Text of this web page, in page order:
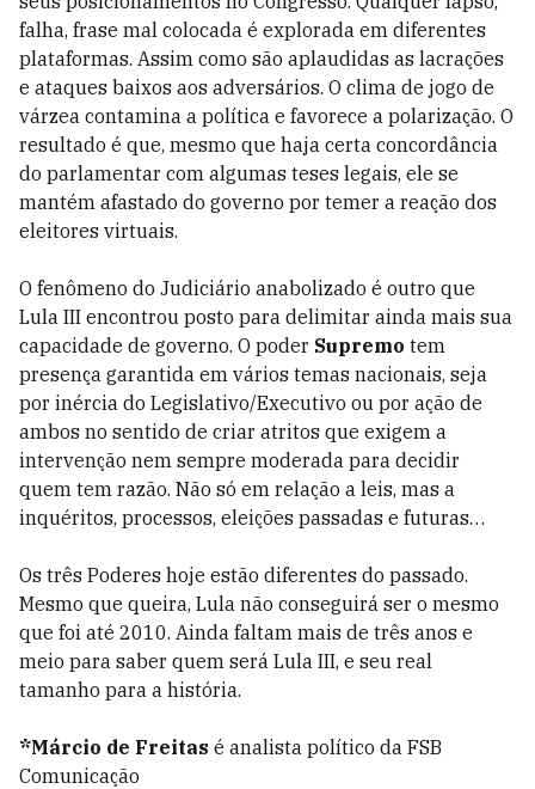
falha, frase mal colocada é explorada em diferentes
plataformas. Assim como são aplaudidas as lacrações
e ataques baixos aos adversários. O clima de jogo de
várzea contamina a política e favorece a polarização. O
resultado é que, mesmo que haja certa concordância
do parlamentar com algumas teses legais, ele se
mantém afastado do governo por temer a reação dos
eleitores virtuais.
O fenômeno do Judiciário anabolizado é outro que
Lula III encontrou posto para delimitar ainda mais sua
capacidade de governo. O poder Supremo tem
presença garantida em vários temas nacionais, seja
por inércia do Legislativo/Executivo ou por ação de
ambos no sentido de criar atritos que exigem a
intervenção nem sempre moderada para decidir
quem tem razão. Não só em relação a leis, mas a
inquéritos, processos, eleições passadas e futuras…
Os três Poderes hoje estão diferentes do passado.
Mesmo que queira, Lula não conseguirá ser o mesmo
que foi até 2010. Ainda faltam mais de três anos e
meio para saber quem será Lula III, e seu real
tamanho para a história.
*Márcio de Freitas é analista político da FSB
Comunicação